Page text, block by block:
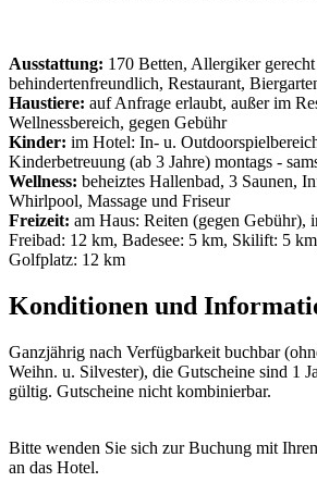
Ausstattung: 170 Betten, Allergiker
behindertenfreundlich, Restaurant,
Haustiere: auf Anfrage erlaubt, außer im
Wellnessbereich, gegen Gebühr
Kinder: im Hotel: In- u.
Kinderbetreuung (ab 3 Jahre) montags -
Wellness: beheiztes Hallenbad, 3 Saunen,
Whirlpool, Massage und Friseur
Freizeit: am Haus: Reiten (gegen Gebühr),
Freibad: 12 km, Badesee: 5 km, Skilift: 5
Golfplatz: 12 km
Konditionen und
Ganzjährig nach Verfügbarkeit buchbar
Weihn. u. Silvester), die Gutscheine sind 1
gültig. Gutscheine nicht kombinierbar.
Bitte wenden Sie sich zur Buchung mit
an das Hotel.